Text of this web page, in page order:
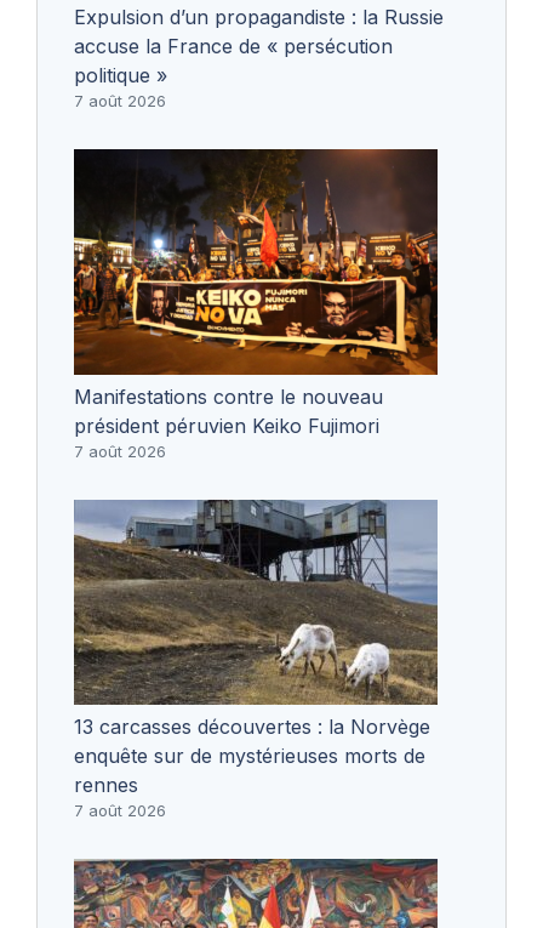
Expulsion d’un propagandiste : la Russie
accuse la France de « persécution
politique »
7 août 2026
Manifestations contre le nouveau
président péruvien Keiko Fujimori
7 août 2026
13 carcasses découvertes : la Norvège
enquête sur de mystérieuses morts de
rennes
7 août 2026